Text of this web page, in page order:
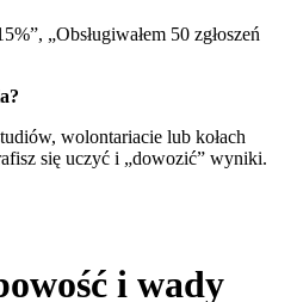
„Obsługiwałem 50 zgłoszeń
wolontariacie lub kołach
się uczyć i „dowozić” wyniki.
i wady